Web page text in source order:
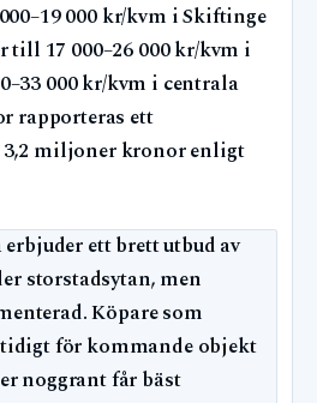
000 kr/kvm i Skiftinge
till 17 000–26 000 kr/kvm i
000 kr/kvm i centrala
rapporteras ett
miljoner kronor enligt
ett brett utbud av
storstadsytan, men
Köpare som
för kommande objekt
noggrant får bäst